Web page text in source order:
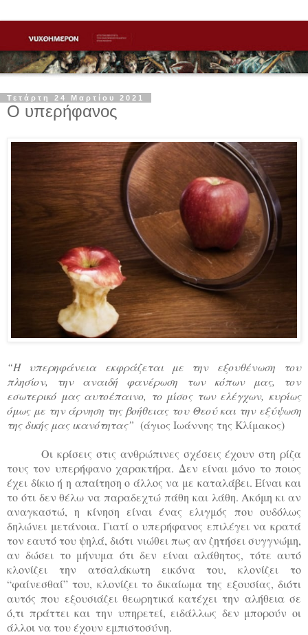
Τετάρτη 24 Μαρτίου 2021
Ο υπερήφανος
“Η υπερηφάνεια εκφράζεται με την εξουθένωση του
πλησίον, την αναιδή φανέρωση των κόπων μας, τον
εσωτερικό μας αυτοέπαινο, το μίσος των ελέγχων, κυρίως
όμως με την άρνηση της βοήθειας του Θεού και την εξύψωση
της δικής μας ικανότητας” (άγιος Ιωάννης της Κλίμακος)
Οι κρίσεις στις ανθρώπινες σχέσεις έχουν στη ρίζα
τους τον υπερήφανο χαρακτήρα. Δεν είναι μόνο το ποιος
έχει δίκιο ή η απαίτηση ο άλλος να με καταλάβει. Είναι και
το ότι δεν θέλω να παραδεχτώ πάθη και λάθη. Ακόμη κι αν
αναγκαστώ, η κίνηση είναι ένας ελιγμός που ουδόλως
δηλώνει μετάνοια. Γιατί ο υπερήφανος επιλέγει να κρατά
τον εαυτό του ψηλά, διότι νιώθει πως αν ζητήσει συγγνώμη,
αν δώσει το μήνυμα ότι δεν είναι αλάθητος, τότε αυτό
κλονίζει την ατσαλάκωτη εικόνα του, κλονίζει το
“φαίνεσθαί” του, κλονίζει το δικαίωμα της εξουσίας, διότι
αυτός που εξουσιάζει θεωρητικά κατέχει την αλήθεια σε
ό,τι πράττει και την υπηρετεί, ειδάλλως δεν μπορούν οι
άλλοι να του έχουν εμπιστοσύνη.